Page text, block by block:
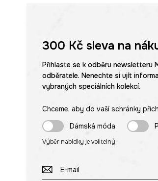
300 Kčsleva na
Přihlaste se k odběru newsletteru
odběratele. Nenechte si ujít
vybraných speciálních kolekcí.
Chceme, aby do vaší schránky
Dámská móda
Výběr nabídky je volitelný.